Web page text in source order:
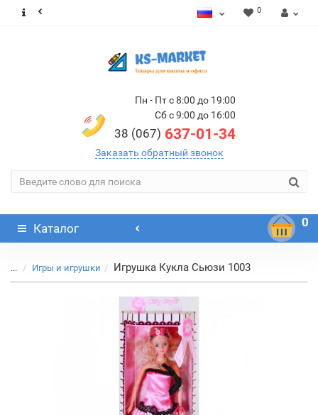
0
Пн - Пт с 8:00 до 19:00
Сб с 9:00 до 16:00
38 (067) 637-01-34
Заказать обратный звонок
Каталог 0
... Игры и игрушки Игрушка Кукла Сьюзи 1003